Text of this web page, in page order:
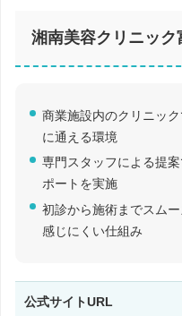
湘南美容クリニック
商業施設内のクリニッ
に通える環境
専門スタッフによる提
ポートを実施
初診から施術までスム
感じにくい仕組み
公式サイトURL